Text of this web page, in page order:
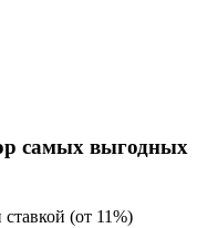
самых выгодных
(от 11%)